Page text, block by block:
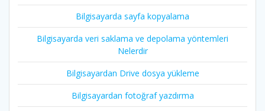
Bilgisayarda sayfa kopyalama
Bilgisayarda veri saklama ve depolama yöntemleri
Nelerdir
Bilgisayardan Drive dosya yükleme
Bilgisayardan fotoğraf yazdırma